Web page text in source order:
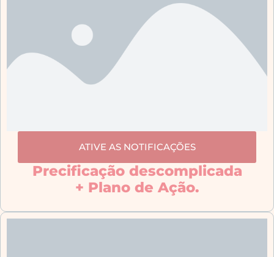
ATIVE AS NOTIFICAÇÕES
Precificação descomplicada
+ Plano de Ação.